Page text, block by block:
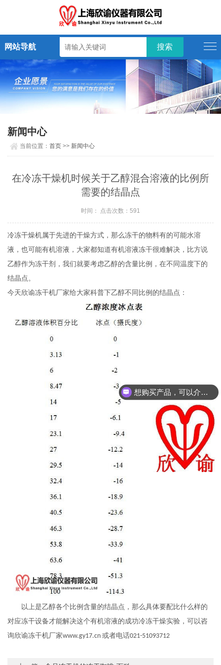
网站导航
新闻中心
当前位置：首页 >> 新闻中心
在冷冻干燥机时候关于乙醇混合溶液的比例所
需要的结晶点
时间： 点击次数：591
冷冻干燥机属于先进的干燥方式，那么冻干的物料有的可能水溶
液，也可能有机溶液，大家都知道有机溶液冻干很难解决，比方说
乙醇作为冻干剂，我们就要考虑乙醇的含量比例，在不同温度下的
结晶点。
今天欣谕冻干机厂家给大家科普下乙醇不同比例的结晶点：
以上是乙醇各个比例含量的结晶点，那么具体要配比什么样的
对应冻干设备才能解决这个有机溶液的成功冷冻干燥实验，可以咨
询欣谕冻干机厂家www.gy17.cn或者电话021-51093712
想购买产品，可以介绍下你们的产品么？